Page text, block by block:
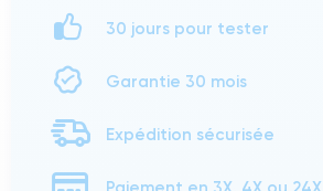
30 jours pour tester
Garantie 30 mois
Expédition sécurisée